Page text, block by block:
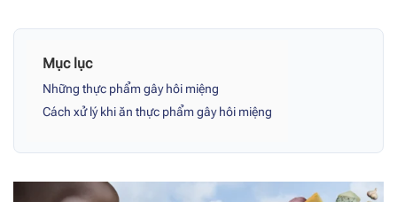
Mục lục
Những thực phẩm gây hôi miệng
Cách xử lý khi ăn thực phẩm gây hôi miệng